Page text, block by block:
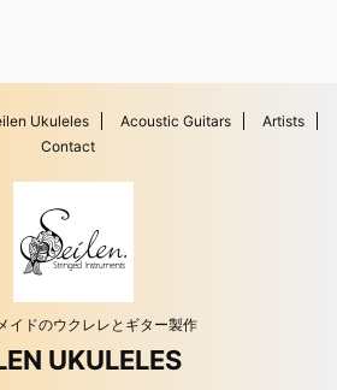
Ukuleles Acoustic Guitars
Artists
Contact
イドのウクレレとギター製作
UKULELES